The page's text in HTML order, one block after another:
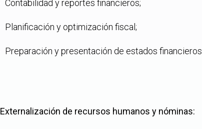
Contabilidad y reportes financieros;
Planificación y optimización fiscal;
Preparación y presentación de estados financieros.
Externalización de recursos humanos y nóminas: